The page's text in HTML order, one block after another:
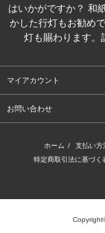
はいかがですか？ 和
かした行灯もお勧め
灯も賜わります。
マイアカウント
お問い合わせ
ホーム / 支払い方
特定商取引法に基づく